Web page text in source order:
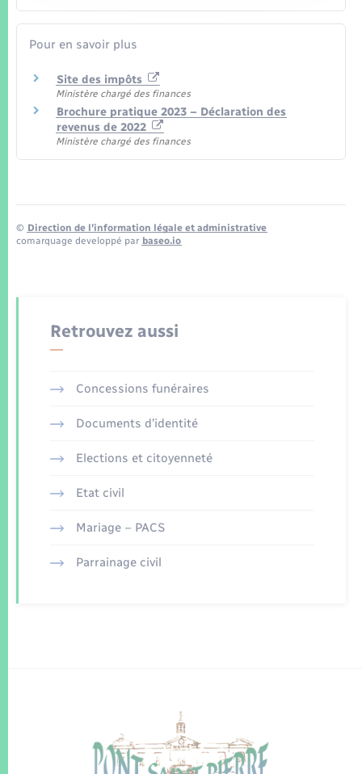
Pour en savoir plus
Site des impôts
Ministère chargé des finances
Brochure pratique 2023 – Déclaration des
revenus de 2022
Ministère chargé des finances
© Direction de l’information légale et administrative
comarquage developpé par baseo.io
Retrouvez aussi
Concessions funéraires
Documents d’identité
Elections et citoyenneté
Etat civil
Mariage – PACS
Parrainage civil